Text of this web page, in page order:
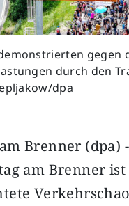
gegen
durch den
dpa
Brenner (dpa)
am Brenner ist